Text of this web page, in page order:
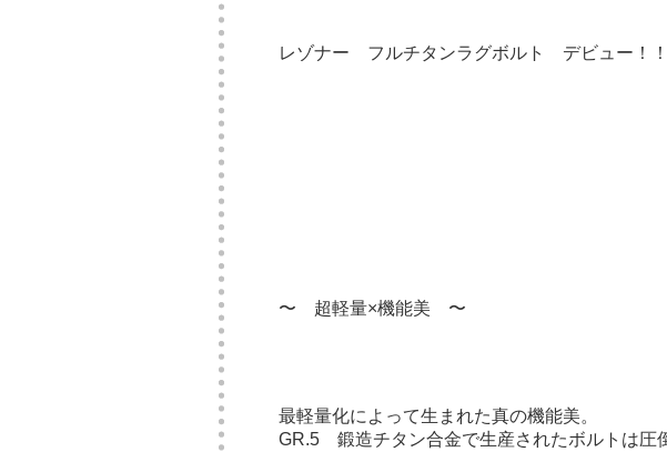
レゾナー フルチタンラグボルト デビュー！！
〜 超軽量×機能美 〜
最軽量化によって生まれた真の機能美。
GR.5 鍛造チタン合金で生産されたボルトは圧